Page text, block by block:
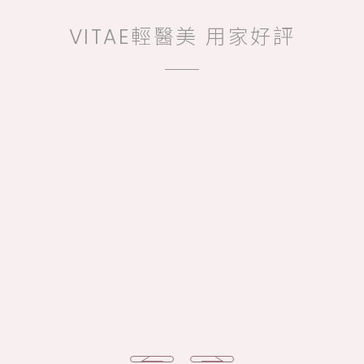
VITAE輕醫美 用家好評